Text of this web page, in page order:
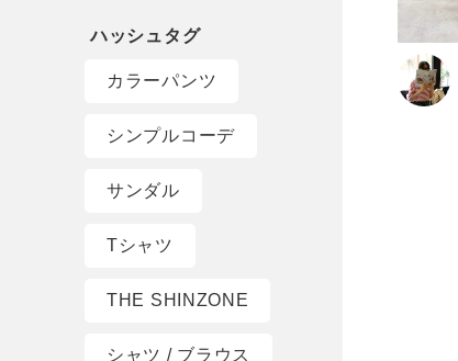
カラーパンツ
シンプルコーデ
サンダル
Tシャツ
THE SHINZONE
シャツ / ブラウス